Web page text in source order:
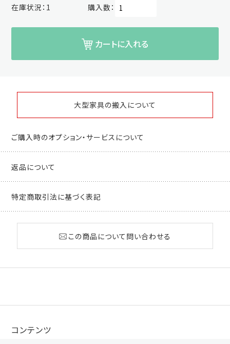
在庫状況： 1 購入数：
カートに入れる
大型家具の搬入について
ご購入時のオプション・サービスについて
返品について
特定商取引法に基づく表記
この商品について問い合わせる
コンテンツ